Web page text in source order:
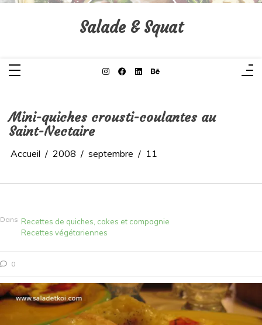
Aller
Salade & Squat
Mini-quiches crousti-coulantes au
Saint-Nectaire
Accueil 2008 septembre 11
Dans Recettes de quiches, cakes et compagnie
Recettes végétariennes
0